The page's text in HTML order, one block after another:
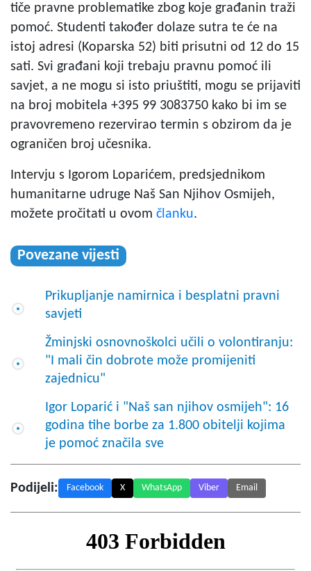
tiče pravne problematike zbog koje građanin traži
pomoć. Studenti također dolaze sutra te će na
istoj adresi (Koparska 52) biti prisutni od 12 do 15
sati. Svi građani koji trebaju pravnu pomoć ili
savjet, a ne mogu si isto priuštiti, mogu se prijaviti
na broj mobitela +395 99 3083750 kako bi im se
pravovremeno rezervirao termin s obzirom da je
ograničen broj učesnika.
Intervju s Igorom Loparićem, predsjednikom
humanitarne udruge Naš San Njihov Osmijeh,
možete pročitati u ovom članku.
Povezane vijesti
Prikupljanje namirnica i besplatni pravni
savjeti
Žminjski osnovnoškolci učili o volontiranju:
"I mali čin dobrote može promijeniti
zajednicu"
Igor Loparić i "Naš san njihov osmijeh": 16
godina tihe borbe za 1.800 obitelji kojima
je pomoć značila sve
Podijeli: Facebook X WhatsApp Viber Email